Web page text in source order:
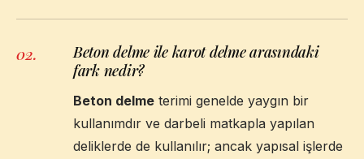
02.
Beton delme ile karot delme arasındaki
fark nedir?
Beton delme terimi genelde yaygın bir
kullanımdır ve darbeli matkapla yapılan
deliklerde de kullanılır; ancak yapısal işlerde